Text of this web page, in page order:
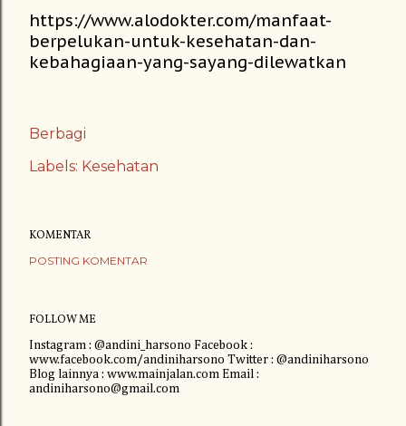
https://www.alodokter.com/manfaat-
berpelukan-untuk-kesehatan-dan-
kebahagiaan-yang-sayang-dilewatkan
Berbagi
Labels: Kesehatan
KOMENTAR
POSTING KOMENTAR
FOLLOW ME
Instagram : @andini_harsono Facebook :
www.facebook.com/andiniharsono Twitter : @andiniharsono
Blog lainnya : www.mainjalan.com Email :
andiniharsono@gmail.com